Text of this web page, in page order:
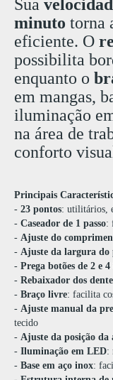
Sua
minuto torna
eficiente. O
possibilita
enquanto o
em mangas,
iluminação
na área de
conforto
Principais
- 23 pontos: utilitários,
- Caseador de 1 passo:
- Ajuste do
- Ajuste da largura do
- Prega botões de 2 e
- Rebaixador dos
- Braço livre: facilita
- Ajuste manual da
tecido
- Ajuste da posição da
- Iluminação em LED:
- Base em aço inox: